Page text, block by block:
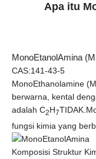
Apa itu
MonoEtanolAmina
CAS:141-43-5
MonoEthanolamine
berwarna, kental
adalah C2H7
fungsi kimia yang
Komposisi Struktur